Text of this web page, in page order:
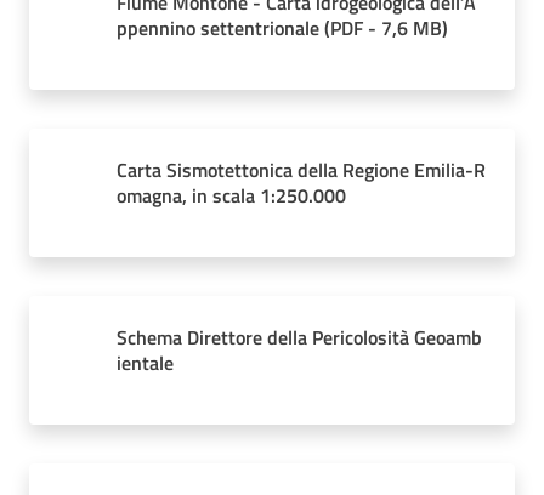
ppennino settentrionale(PDF - 7,6 MB)
Carta Sismotettonica della Regione Emilia-R
omagna, in scala 1:250.000
Schema Direttore della Pericolosità Geoamb
ientale